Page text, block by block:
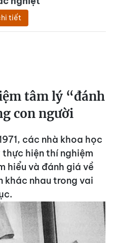
tiết
tâm lý “đánh
con người
các nhà khoa học
hiện thí nghiệm
hiểu và đánh giá về
khác nhau trong vai